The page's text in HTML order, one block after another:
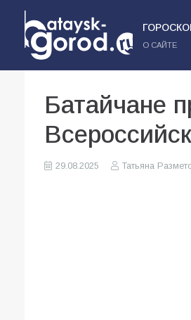
О САЙТЕ
Батайчане
29.08.2025 Татьяна